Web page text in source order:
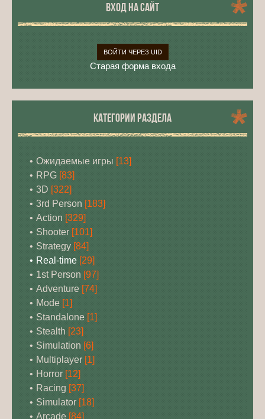
ВХОД НА САЙТ
ВОЙТИ ЧЕРЕЗ UID
Старая форма входа
КАТЕГОРИИ РАЗДЕЛА
Ожидаемые игры [13]
RPG [83]
3D [322]
3rd Person [183]
Action [329]
Shooter [101]
Strategy [84]
Real-time [29]
1st Person [97]
Adventure [74]
Mode [1]
Standalone [1]
Stealth [23]
Simulation [6]
Multiplayer [1]
Horror [12]
Racing [37]
Simulator [18]
Arcade [84]